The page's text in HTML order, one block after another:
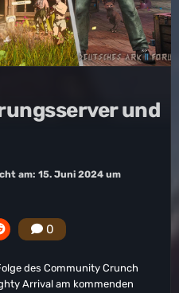
und
am: 15. Juni 2024 um
0
des Community Crunch
Arrival am kommenden